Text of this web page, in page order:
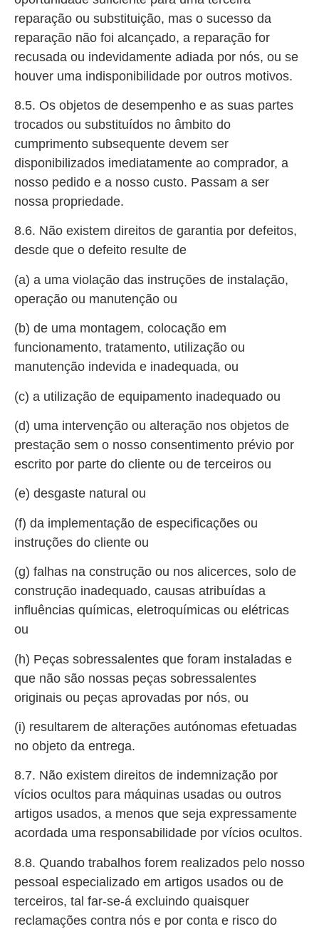
reparação ou substituição, mas o sucesso da
reparação não foi alcançado, a reparação for
recusada ou indevidamente adiada por nós, ou se
houver uma indisponibilidade por outros motivos.
8.5. Os objetos de desempenho e as suas partes
trocados ou substituídos no âmbito do
cumprimento subsequente devem ser
disponibilizados imediatamente ao comprador, a
nosso pedido e a nosso custo. Passam a ser
nossa propriedade.
8.6. Não existem direitos de garantia por defeitos,
desde que o defeito resulte de
(a) a uma violação das instruções de instalação,
operação ou manutenção ou
(b) de uma montagem, colocação em
funcionamento, tratamento, utilização ou
manutenção indevida e inadequada, ou
(c) a utilização de equipamento inadequado ou
(d) uma intervenção ou alteração nos objetos de
prestação sem o nosso consentimento prévio por
escrito por parte do cliente ou de terceiros ou
(e) desgaste natural ou
(f) da implementação de especificações ou
instruções do cliente ou
(g) falhas na construção ou nos alicerces, solo de
construção inadequado, causas atribuídas a
influências químicas, eletroquímicas ou elétricas
ou
(h) Peças sobressalentes que foram instaladas e
que não são nossas peças sobressalentes
originais ou peças aprovadas por nós, ou
(i) resultarem de alterações autónomas efetuadas
no objeto da entrega.
8.7. Não existem direitos de indemnização por
vícios ocultos para máquinas usadas ou outros
artigos usados, a menos que seja expressamente
acordada uma responsabilidade por vícios ocultos.
8.8. Quando trabalhos forem realizados pelo nosso
pessoal especializado em artigos usados ou de
terceiros, tal far-se-á excluindo quaisquer
reclamações contra nós e por conta e risco do